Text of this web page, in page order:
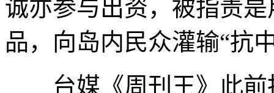
诚亦参与出资，被指责
品，向岛内民众灌输“抗
台媒《周刊王》此前